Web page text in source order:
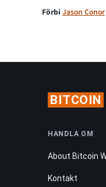
Förbi Jason Conor
BITCOIN
HANDLA OM
About Bitcoin
Kontakt